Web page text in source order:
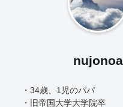
nujonoa
・34歳、1児のパパ
・旧帝国大学大学院卒